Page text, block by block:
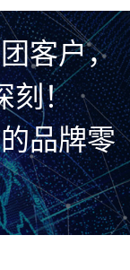
客户，
刻！
品牌零